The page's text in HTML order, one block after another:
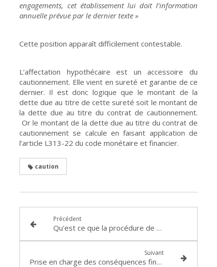
engagements, cet établissement lui doit l’information
annuelle prévue par le dernier texte »
Cette position apparaît difficilement contestable.
L’affectation hypothécaire est un accessoire du
cautionnement. Elle vient en sureté et garantie de ce
dernier. Il est donc logique que le montant de la
dette due au titre de cette sureté soit le montant de
la dette due au titre du contrat de cautionnement.
Or le montant de la dette due au titre du contrat de
cautionnement se calcule en faisant application de
l’article L313-22 du code monétaire et financier.
caution
Précédent
Qu'est ce que la procédure de recall ?
Suivant
Prise en charge des conséquences financières de l’escroquerie par la Banque en cas de déficience technique du service de paiement : Cass. Com. 12 novembre 2020 n° 19-12.112